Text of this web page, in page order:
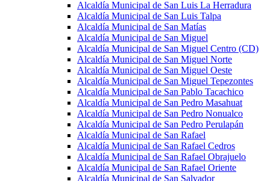
Alcaldía Municipal de San Luis La Herradura
Alcaldía Municipal de San Luis Talpa
Alcaldía Municipal de San Matías
Alcaldía Municipal de San Miguel
Alcaldía Municipal de San Miguel Centro (CD)
Alcaldía Municipal de San Miguel Norte
Alcaldía Municipal de San Miguel Oeste
Alcaldía Municipal de San Miguel Tepezontes
Alcaldía Municipal de San Pablo Tacachico
Alcaldía Municipal de San Pedro Masahuat
Alcaldía Municipal de San Pedro Nonualco
Alcaldía Municipal de San Pedro Perulapán
Alcaldía Municipal de San Rafael
Alcaldía Municipal de San Rafael Cedros
Alcaldía Municipal de San Rafael Obrajuelo
Alcaldía Municipal de San Rafael Oriente
Alcaldía Municipal de San Salvador